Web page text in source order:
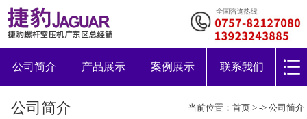
公司简介 产品展示 案例展示 联系我们
公司简介 当前位置： 首页 > -> 公司简介